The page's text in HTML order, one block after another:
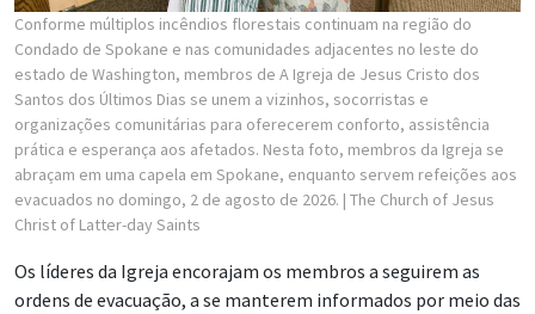
Conforme múltiplos incêndios florestais continuam na região do
Condado de Spokane e nas comunidades adjacentes no leste do
estado de Washington, membros de A Igreja de Jesus Cristo dos
Santos dos Últimos Dias se unem a vizinhos, socorristas e
organizações comunitárias para oferecerem conforto, assistência
prática e esperança aos afetados. Nesta foto, membros da Igreja se
abraçam em uma capela em Spokane, enquanto servem refeições aos
evacuados no domingo, 2 de agosto de 2026. | The Church of Jesus
Christ of Latter-day Saints
Os líderes da Igreja encorajam os membros a seguirem as
ordens de evacuação, a se manterem informados por meio das